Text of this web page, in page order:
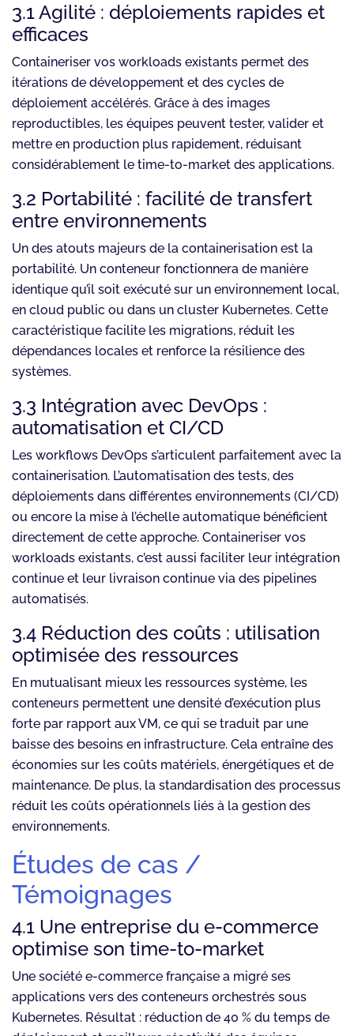
3.1 Agilité : déploiements rapides et
efficaces
Containeriser vos workloads existants permet des
itérations de développement et des cycles de
déploiement accélérés. Grâce à des images
reproductibles, les équipes peuvent tester, valider et
mettre en production plus rapidement, réduisant
considérablement le time-to-market des applications.
3.2 Portabilité : facilité de transfert
entre environnements
Un des atouts majeurs de la containerisation est la
portabilité. Un conteneur fonctionnera de manière
identique qu’il soit exécuté sur un environnement local,
en cloud public ou dans un cluster Kubernetes. Cette
caractéristique facilite les migrations, réduit les
dépendances locales et renforce la résilience des
systèmes.
3.3 Intégration avec DevOps :
automatisation et CI/CD
Les workflows DevOps s’articulent parfaitement avec la
containerisation. L’automatisation des tests, des
déploiements dans différentes environnements (CI/CD)
ou encore la mise à l’échelle automatique bénéficient
directement de cette approche. Containeriser vos
workloads existants, c’est aussi faciliter leur intégration
continue et leur livraison continue via des pipelines
automatisés.
3.4 Réduction des coûts : utilisation
optimisée des ressources
En mutualisant mieux les ressources système, les
conteneurs permettent une densité d’exécution plus
forte par rapport aux VM, ce qui se traduit par une
baisse des besoins en infrastructure. Cela entraîne des
économies sur les coûts matériels, énergétiques et de
maintenance. De plus, la standardisation des processus
réduit les coûts opérationnels liés à la gestion des
environnements.
Études de cas /
Témoignages
4.1 Une entreprise du e-commerce
optimise son time-to-market
Une société e-commerce française a migré ses
applications vers des conteneurs orchestrés sous
Kubernetes. Résultat : réduction de 40 % du temps de